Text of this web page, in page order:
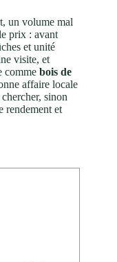
un volume mal
prix : avant
et unité
visite, et
comme bois de
affaire locale
sinon
rendement et